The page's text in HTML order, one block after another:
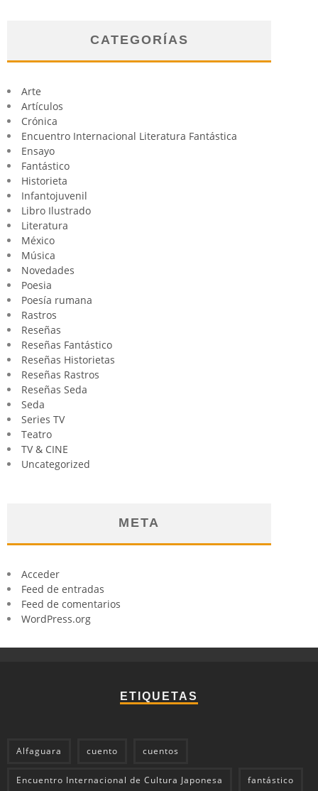
CATEGORÍAS
Arte
Artículos
Crónica
Encuentro Internacional Literatura Fantástica
Ensayo
Fantástico
Historieta
Infantojuvenil
Libro Ilustrado
Literatura
México
Música
Novedades
Poesia
Poesía rumana
Rastros
Reseñas
Reseñas Fantástico
Reseñas Historietas
Reseñas Rastros
Reseñas Seda
Seda
Series TV
Teatro
TV & CINE
Uncategorized
META
Acceder
Feed de entradas
Feed de comentarios
WordPress.org
ETIQUETAS
Alfaguara cuento cuentos
Encuentro Internacional de Cultura Japonesa fantástico